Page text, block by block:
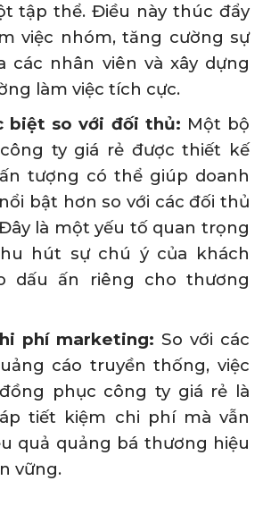
tập thể. Điều này thúc đẩy
việc nhóm, tăng cường sự
các nhân viên và xây dựng
làm việc tích cực.
biệt so với đối thủ: Một bộ
ty giá rẻ được thiết kế
tượng có thể giúp doanh
bật hơn so với các đối thủ
là một yếu tố quan trọng
hút sự chú ý của khách
dấu ấn riêng cho thương
phí marketing: So với các
cáo truyền thống, việc
phục công ty giá rẻ là
tiết kiệm chi phí mà vẫn
quả quảng bá thương hiệu
vững.